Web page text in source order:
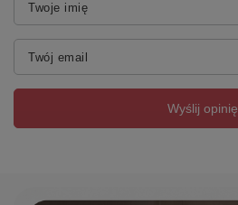
Twoje imię
Twój email
Wyślij opinię